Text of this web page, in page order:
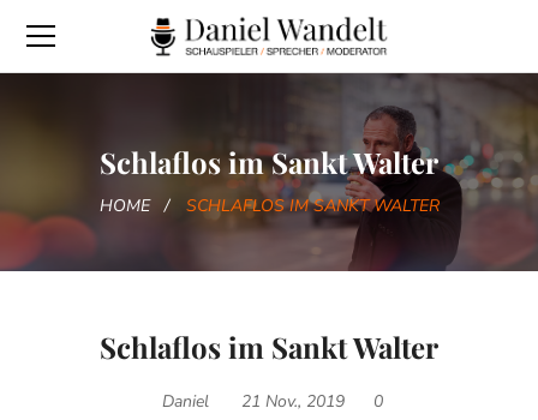
Schlaflos im Sankt Walter
HOME SCHLAFLOS IM SANKT WALTER
Schlaflos im Sankt Walter
Daniel 21 Nov., 2019 0